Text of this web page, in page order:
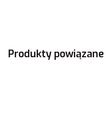
Produkty powiązane